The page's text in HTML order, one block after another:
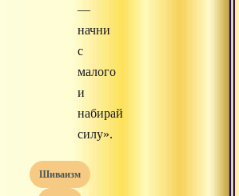
—
начни
с
малого
и
набирай
силу».
шиваизм